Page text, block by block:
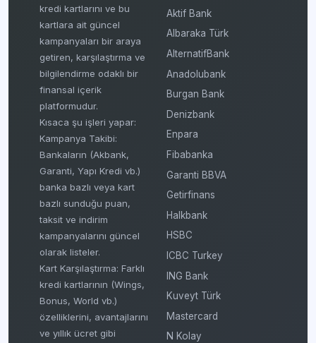
kredi kartlarını ve bu
kartlara ait güncel
kampanyaları bir araya
getiren, karşılaştırma ve
bilgilendirme odaklı bir
finansal içerik
platformudur.
Kısaca şu işleri yapar:
Kampanya Takibi:
Bankaların (Akbank,
Garanti, Yapı Kredi vb.)
banka bazlı veya kart
bazlı sunduğu puan,
taksit ve indirim
kampanyalarını güncel
olarak listeler.
Kart Karşılaştırma: Farklı
kredi kartlarının (Wings,
Bonus, World vb.)
özelliklerini, avantajlarını
ve yıllık ücret gibi
Aktif Bank
Albaraka Türk
AlternatifBank
Anadolubank
Burgan Bank
Denizbank
Enpara
Fibabanka
Garanti BBVA
Getirfinans
Halkbank
HSBC
ICBC Turkey
ING Bank
Kuveyt Türk
Mastercard
N Kolay